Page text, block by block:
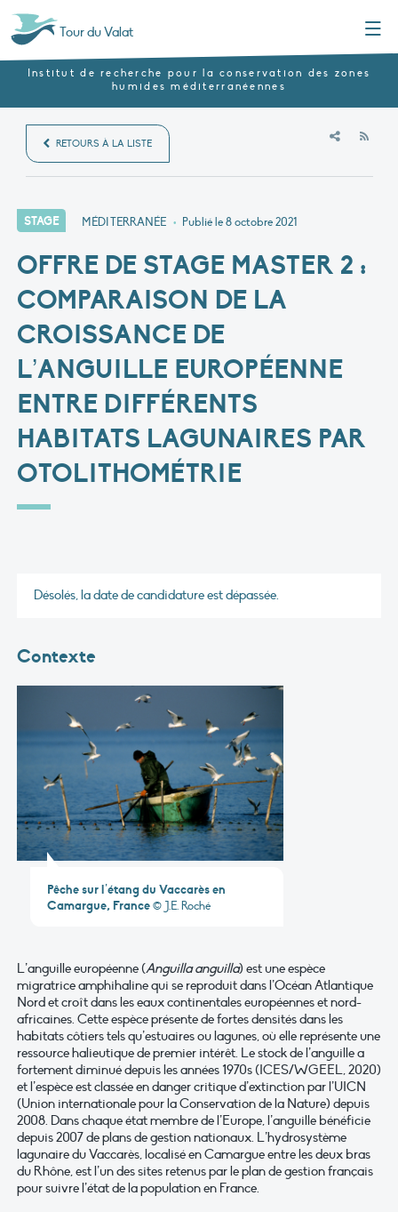
Tour du Valat
Institut de recherche pour la conservation des zones
humides méditerranéennes
RETOURS À LA LISTE
STAGE MÉDITERRANÉE • Publié le8 octobre 2021
OFFRE DE STAGE MASTER 2 :
COMPARAISON DE LA
CROISSANCE DE
L’ANGUILLE EUROPÉENNE
ENTRE DIFFÉRENTS
HABITATS LAGUNAIRES PAR
OTOLITHOMÉTRIE
Désolés, la date de candidature est dépassée.
Contexte
Pêche sur l’étang du Vaccarès en
Camargue, France© J.E. Roché
L’anguille européenne (Anguilla anguilla) est une espèce
migratrice amphihaline qui se reproduit dans l’Océan Atlantique
Nord et croît dans les eaux continentales européennes et nord-
africaines. Cette espèce présente de fortes densités dans les
habitats côtiers tels qu’estuaires ou lagunes, où elle représente une
ressource halieutique de premier intérêt. Le stock de l’anguille a
fortement diminué depuis les années 1970s (ICES/WGEEL, 2020)
et l’espèce est classée en danger critique d’extinction par l’UICN
(Union internationale pour la Conservation de la Nature) depuis
2008. Dans chaque état membre de l’Europe, l’anguille bénéficie
depuis 2007 de plans de gestion nationaux. L’hydrosystème
lagunaire du Vaccarès, localisé en Camargue entre les deux bras
du Rhône, est l’un des sites retenus par le plan de gestion français
pour suivre l’état de la population en France.